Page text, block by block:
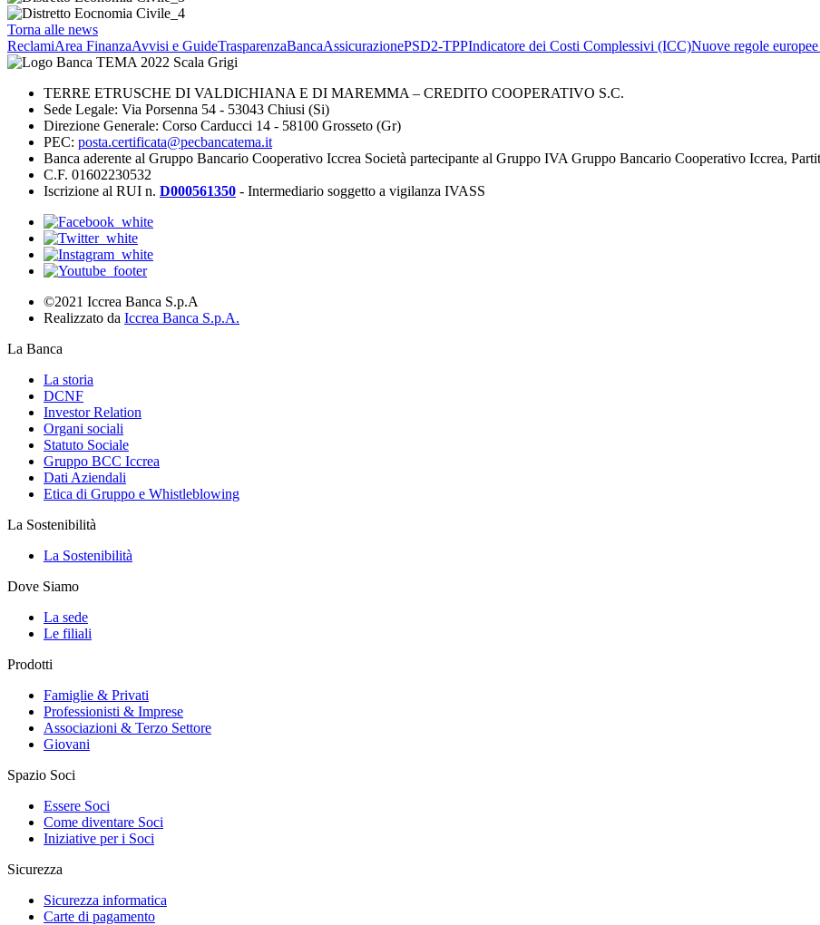
Torna alle news
ReclamiArea FinanzaAvvisi e GuideTrasparenzaBancaAssicurazionePSD2-TPPIndicatore dei Costi Complessivi (ICC)Nuove regole
TERRE ETRUSCHE DI VALDICHIANA E DI MAREMMA – CREDITO COOPERATIVO S.C.
Sede Legale: Via Porsenna 54 - 53043 Chiusi (Si)
Direzione Generale: Corso Carducci 14 - 58100 Grosseto (Gr)
PEC: posta.certificata@pecbancatema.it
Banca aderente al Gruppo Bancario Cooperativo Iccrea Società partecipante al Gruppo IVA Gruppo Bancario Cooperativo Iccrea,
C.F. 01602230532
Iscrizione al RUI n. D000561350 - Intermediario soggetto a vigilanza IVASS
©2021 Iccrea Banca S.p.A
Realizzato da Iccrea Banca S.p.A.
La Banca
La storia
DCNF
Investor Relation
Organi sociali
Statuto Sociale
Gruppo BCC Iccrea
Dati Aziendali
Etica di Gruppo e Whistleblowing
La Sostenibilità
La Sostenibilità
Dove Siamo
La sede
Le filiali
Prodotti
Famiglie & Privati
Professionisti & Imprese
Associazioni & Terzo Settore
Giovani
Spazio Soci
Essere Soci
Come diventare Soci
Iniziative per i Soci
Sicurezza
Sicurezza informatica
Carte di pagamento